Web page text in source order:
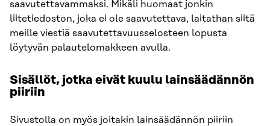
saavutettavammaksi. Mikäli huomaat jonkin
liitetiedoston, joka ei ole saavutettava, laitathan siitä
meille viestiä saavutettavuusselosteen lopusta
löytyvän palautelomakkeen avulla.
Sisällöt, jotka eivät kuulu lainsäädännön
piiriin
Sivustolla on myös joitakin lainsäädännön piiriin